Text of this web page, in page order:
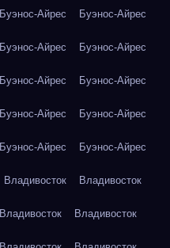
Буэнос-Айрес Буэнос-Айрес
Буэнос-Айрес Буэнос-Айрес
Буэнос-Айрес Буэнос-Айрес
Буэнос-Айрес Буэнос-Айрес
Буэнос-Айрес Буэнос-Айрес
Владивосток Владивосток
Владивосток Владивосток